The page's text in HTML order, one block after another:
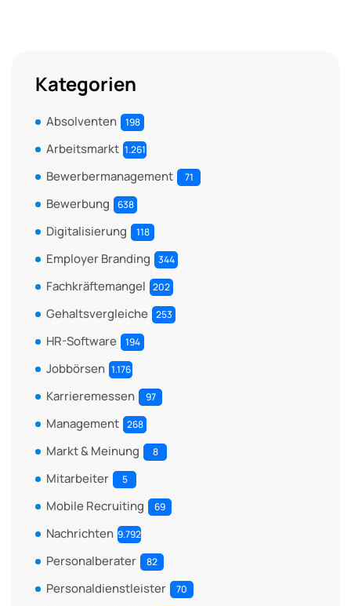
Kategorien
Absolventen 198
Arbeitsmarkt 1.261
Bewerbermanagement 71
Bewerbung 638
Digitalisierung 118
Employer Branding 344
Fachkräftemangel 202
Gehaltsvergleiche 253
HR-Software 194
Jobbörsen 1.176
Karrieremessen 97
Management 268
Markt & Meinung 8
Mitarbeiter 5
Mobile Recruiting 69
Nachrichten 9.792
Personalberater 82
Personaldienstleister 70